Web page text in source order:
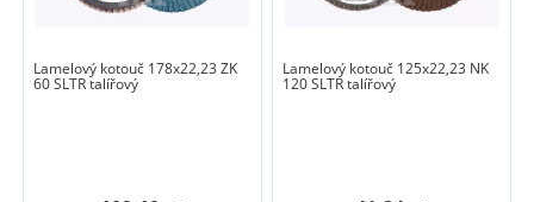
Lamelový kotouč 178x22,23 ZK
60 SLTR talířový
Lamelový kotouč 125x22,23 NK
120 SLTR talířový